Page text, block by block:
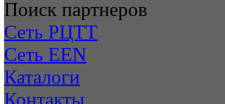
Поиск партнеров
Сеть РЦТТ
Сеть EEN
Каталоги
Контакты